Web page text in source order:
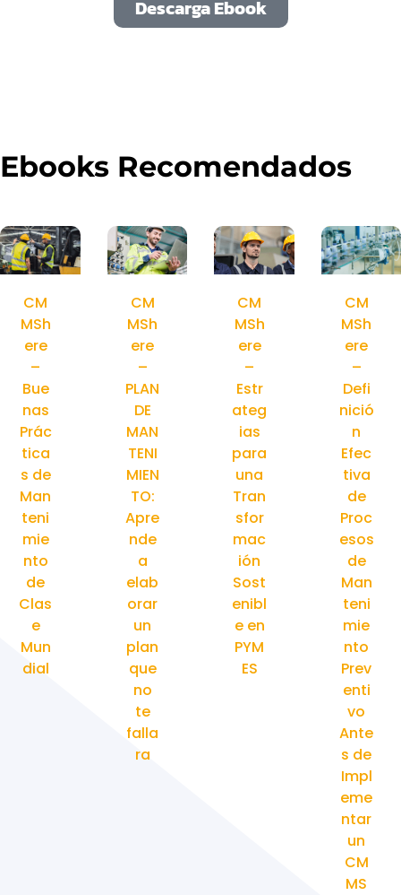
Descarga Ebook
Ebooks Recomendados
CM
MSh
ere
–
Bue
nas
Prác
tica
s de
Man
teni
mie
nto
de
Clas
e
Mun
dial
CM
MSh
ere
–
PLAN
DE
MAN
TENI
MIEN
TO:
Apre
nde
a
elab
orar
un
plan
que
no
te
falla
ra
CM
MSh
ere
–
Estr
ateg
ias
para
una
Tran
sfor
mac
ión
Sost
enibl
e en
PYM
ES
CM
MSh
ere
–
Defi
nició
n
Efec
tiva
de
Proc
esos
de
Man
teni
mie
nto
Prev
enti
vo
Ante
s de
Impl
eme
ntar
un
CM
MS